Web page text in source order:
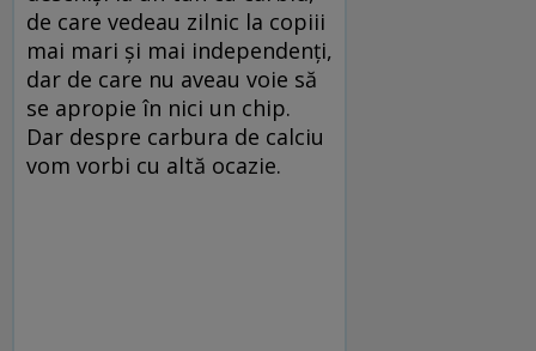
de care vedeau zilnic la copiii
mai mari și mai independenți,
dar de care nu aveau voie să
se apropie în nici un chip.
Dar despre carbura de calciu
vom vorbi cu altă ocazie.